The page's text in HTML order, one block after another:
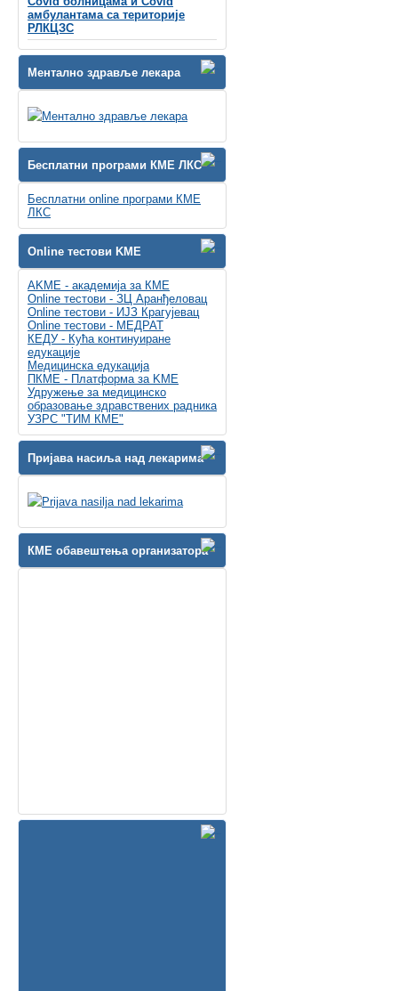
амбулантама са територије
РЛКЦЗС
Ментално здравље лекара
Бесплатни програми КМЕ ЛКС
Бесплатни online програми КМЕ
ЛКС
Online тестови KME
AKME - академија за КМЕ
Online тестови - ЗЦ Аранђеловац
Online тестови - ИЈЗ Крагујевац
Online тестови - МЕДРАТ
КЕДУ - Кућа континуиране
едукације
Медицинска едукација
ПКМЕ - Платформа за KME
Удружење за медицинско
образовање здравствених радника
УЗРС "ТИМ КМЕ"
Пријава насиља над лекарима
КМЕ обавештења организатора